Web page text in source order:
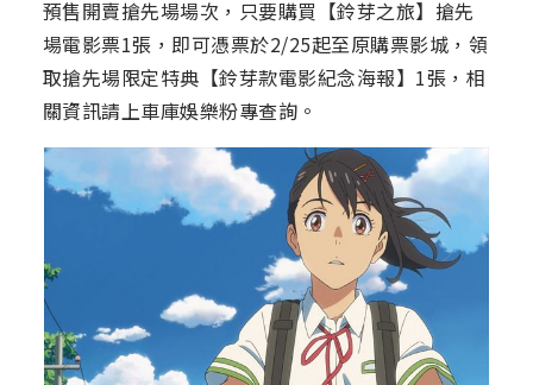
預售開賣搶先場場次，只要購買【鈴芽之旅】搶先
場電影票1張，即可憑票於2/25起至原購票影城，領
取搶先場限定特典【鈴芽款電影紀念海報】1張，相
關資訊請上車庫娛樂粉專查詢。